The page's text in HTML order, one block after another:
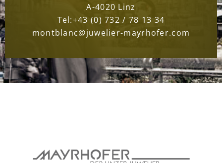
A-4020 Linz
Tel:+43 (0) 732 / 78 13 34
montblanc@juwelier-mayrhofer.com